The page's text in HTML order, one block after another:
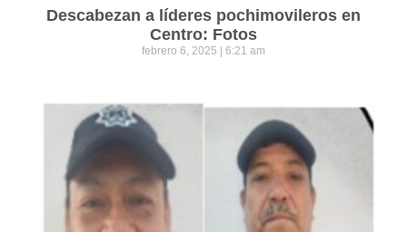
Descabezan a líderes pochimovileros en
Centro: Fotos
febrero 6, 2025 6:21 am